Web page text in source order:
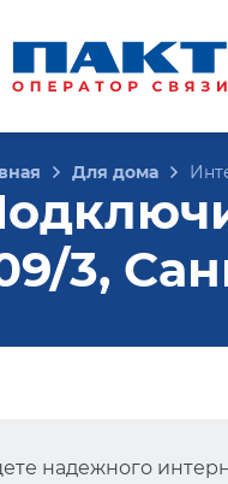
Для дома
3,
надежного